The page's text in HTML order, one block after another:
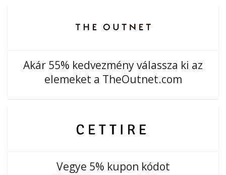
Akár 55% kedvezmény válassza ki az
elemeket a TheOutnet.com
Vegye 5% kupon kódot